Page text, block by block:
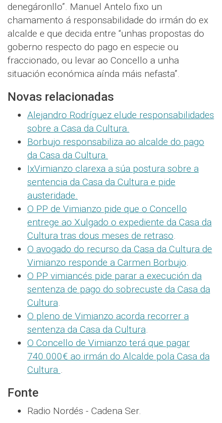
denegáronllo”. Manuel Antelo fixo un
chamamento á responsabilidade do irmán do ex
alcalde e que decida entre “unhas propostas do
goberno respecto do pago en especie ou
fraccionado, ou levar ao Concello a unha
situación económica aínda máis nefasta”.
Novas relacionadas
Alejandro Rodríguez elude responsabilidades
sobre a Casa da Cultura.
Borbujo responsabiliza ao alcalde do pago
da Casa da Cultura.
IxVimianzo clarexa a súa postura sobre a
sentencia da Casa da Cultura e pide
austeridade.
O PP de Vimianzo pide que o Concello
entrege ao Xulgado o expediente da Casa da
Cultura tras dous meses de retraso.
O avogado do recurso da Casa da Cultura de
Vimianzo responde a Carmen Borbujo.
O PP vimiancés pide parar a execución da
sentenza de pago do sobrecuste da Casa da
Cultura.
O pleno de Vimianzo acorda recorrer a
sentenza da Casa da Cultura.
O Concello de Vimianzo terá que pagar
740.000€ ao irmán do Alcalde pola Casa da
Cultura .
Fonte
Radio Nordés - Cadena Ser.